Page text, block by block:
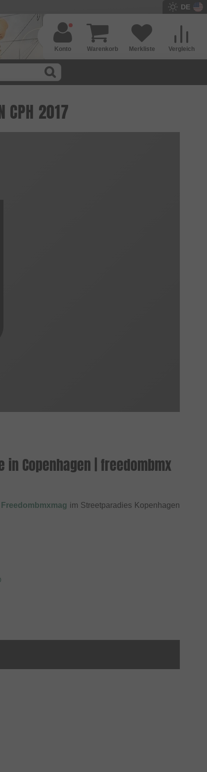
DE
Vergleich
Merkliste
Warenkorb
Konto
CPH 2017
in Copenhagen | freedombmx
Freedombmxmag im Streetparadies Kopenhagen